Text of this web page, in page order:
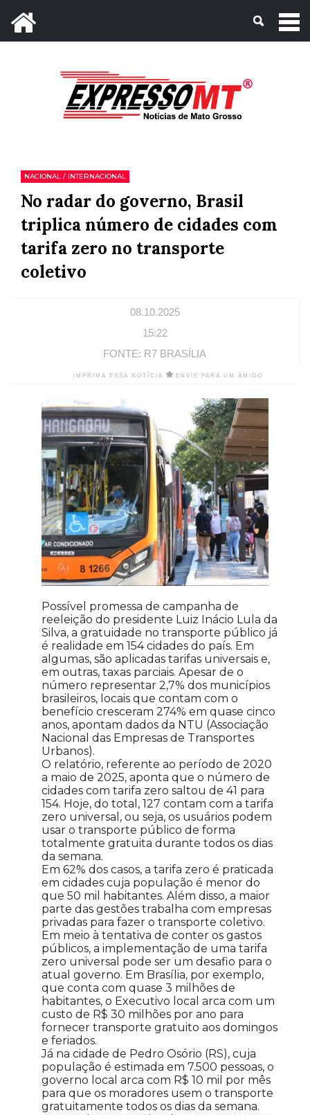
Mato Grosso, 06 de Agosto de 2026
NACIONAL / INTERNACIONAL
No radar do governo, Brasil
triplica número de cidades com
tarifa zero no transporte
coletivo
08.10.2025
15:22
FONTE: R7 BRASÍLIA
IMPRIMA ESSA NOTÍCIA ENVIE PARA UM AMIGO
Possível promessa de campanha de
reeleição do presidente Luiz Inácio Lula da
Silva, a gratuidade no transporte público já
é realidade em 154 cidades do país. Em
algumas, são aplicadas tarifas universais e,
em outras, taxas parciais. Apesar de o
número representar 2,7% dos municípios
brasileiros, locais que contam com o
benefício cresceram 274% em quase cinco
anos, apontam dados da NTU (Associação
Nacional das Empresas de Transportes
Urbanos).
O relatório, referente ao período de 2020
a maio de 2025, aponta que o número de
cidades com tarifa zero saltou de 41 para
154. Hoje, do total, 127 contam com a tarifa
zero universal, ou seja, os usuários podem
usar o transporte público de forma
totalmente gratuita durante todos os dias
da semana.
Em 62% dos casos, a tarifa zero é praticada
em cidades cuja população é menor do
que 50 mil habitantes. Além disso, a maior
parte das gestões trabalha com empresas
privadas para fazer o transporte coletivo.
Em meio à tentativa de conter os gastos
públicos, a implementação de uma tarifa
zero universal pode ser um desafio para o
atual governo. Em Brasília, por exemplo,
que conta com quase 3 milhões de
habitantes, o Executivo local arca com um
custo de R$ 30 milhões por ano para
fornecer transporte gratuito aos domingos
e feriados.
Já na cidade de Pedro Osório (RS), cuja
população é estimada em 7.500 pessoas, o
governo local arca com R$ 10 mil por mês
para que os moradores usem o transporte
gratuitamente todos os dias da semana.